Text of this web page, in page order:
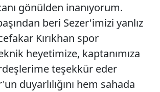
gönülden inanıyorum.
beri Sezer'imizi yanlız
Kırıkhan spor
heyetimize, kaptanımıza
teşekkür eder
duyarlılığını hem sahada